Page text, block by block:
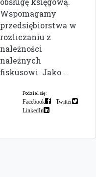
Wspomagamy
przedsiębiorstwa w
rozliczaniu z
należności
należnych
fiskusowi. Jako ...
Podziel się:
Facebook
Twitter
LinkedIn